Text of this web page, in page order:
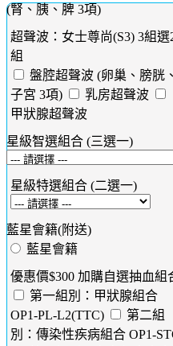
(腎、胰、脾 3項)
超聲波：女士尊尚(S3) 3組選
組
盤腔超聲波 (卵巢、膀胱、
子宮 3項)
乳房超聲波
甲狀腺超聲波
星級智選組合 (三選一)
星級特選組合 (二選一)
藍星會籍(附送)
藍星會籍
優惠價$300 加購自選抽血組
第一組別：甲狀腺組合
OP1-PL-L2(TTC)
第二組
別：傳染性疾病組合 OP1-